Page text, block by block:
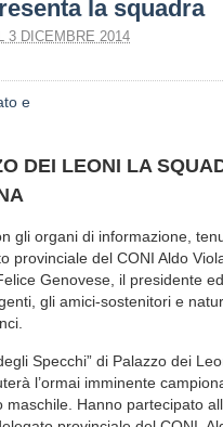
la squadra
3 DICEMBRE 2014
DEI LEONI LA
gli organi di informazione,
provinciale del CONI Aldo
Genovese, il presidente ed
gli amici-sostenitori e
Specchi” di Palazzo dei
l’ormai imminente
Hanno partecipato